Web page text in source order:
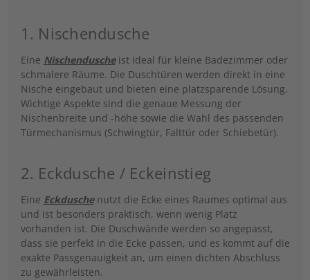
1. Nischendusche
Eine Nischenduscheist ideal für kleine Badezimmer oder
schmalere Räume. Die Duschtüren werden direkt in eine
Nische eingebaut und bieten eine platzsparende Lösung.
Wichtige Aspekte sind die genaue Messung der
Nischenbreite und -höhe sowie die Wahl des passenden
Türmechanismus (Schwingtür, Falttür oder Schiebetür).
2. Eckdusche / Eckeinstieg
Eine Eckduschenutzt die Ecke eines Raumes optimal aus
und ist besonders praktisch, wenn wenig Platz
vorhanden ist. Die Duschwände werden so angepasst,
dass sie perfekt in die Ecke passen, und es kommt auf die
exakte Passgenauigkeit an, um einen dichten Abschluss
zu gewährleisten.